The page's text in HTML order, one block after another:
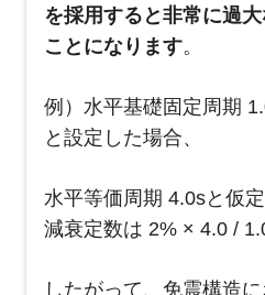
を採用すると非常に過
ことになります。
例）水平基礎固定周期
と設定した場合、
水平等価周期 4.0sと仮
減衰定数は 2% × 4.0 /
したがって、免震構造